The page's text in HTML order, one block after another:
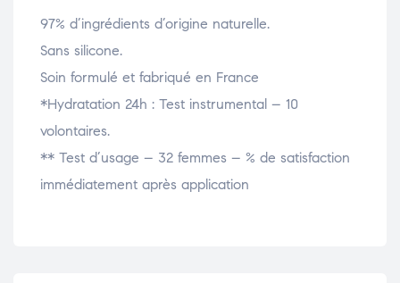
97% d’ingrédients d’origine naturelle.
Sans silicone.
Soin formulé et fabriqué en France
*Hydratation 24h : Test instrumental – 10
volontaires.
** Test d’usage – 32 femmes – % de satisfaction
immédiatement après application